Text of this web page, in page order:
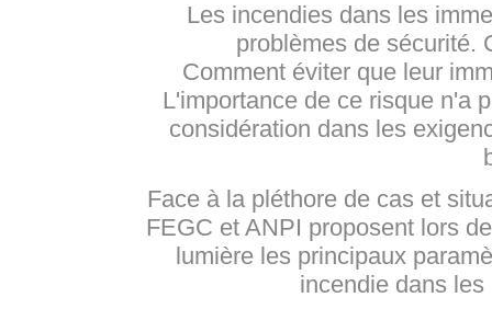
Les incendies dans les
problèmes de sécurité.
Comment éviter que leur
L'importance de ce risque n'a
considération dans les
Face à la pléthore de cas et
FEGC et ANPI proposent lors
lumière les principaux
incendie dans